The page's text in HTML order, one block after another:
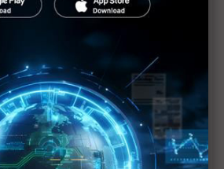
者估未來5~10年中國將竄出多家
國製造業景氣連9個月衰退
格增3成 NVIDIA「清庫存」仍